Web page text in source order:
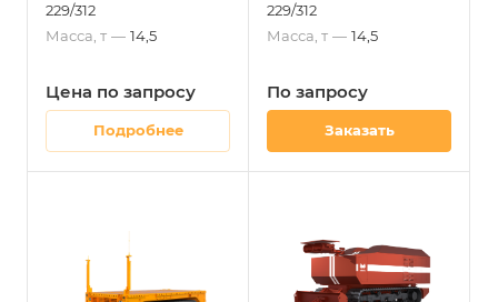
229/312
Масса, т — 14,5
Цена по запросу
Подробнее
229/312
Масса, т — 14,5
По запросу
Заказать